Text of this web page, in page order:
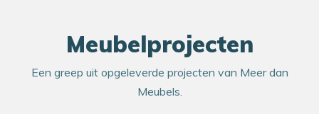
Meubelprojecten
Een greep uit opgeleverde projecten van Meer dan
Meubels.